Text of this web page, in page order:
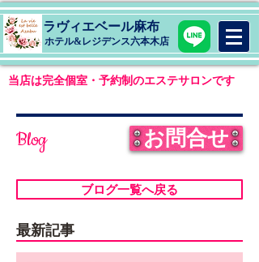
ラヴィエベール麻布
​ホテル&レジデンス六本木店
当店は完全個室・予約制のエステサロンです
Blog お問合せ
ブログ一覧へ戻る
最新記事